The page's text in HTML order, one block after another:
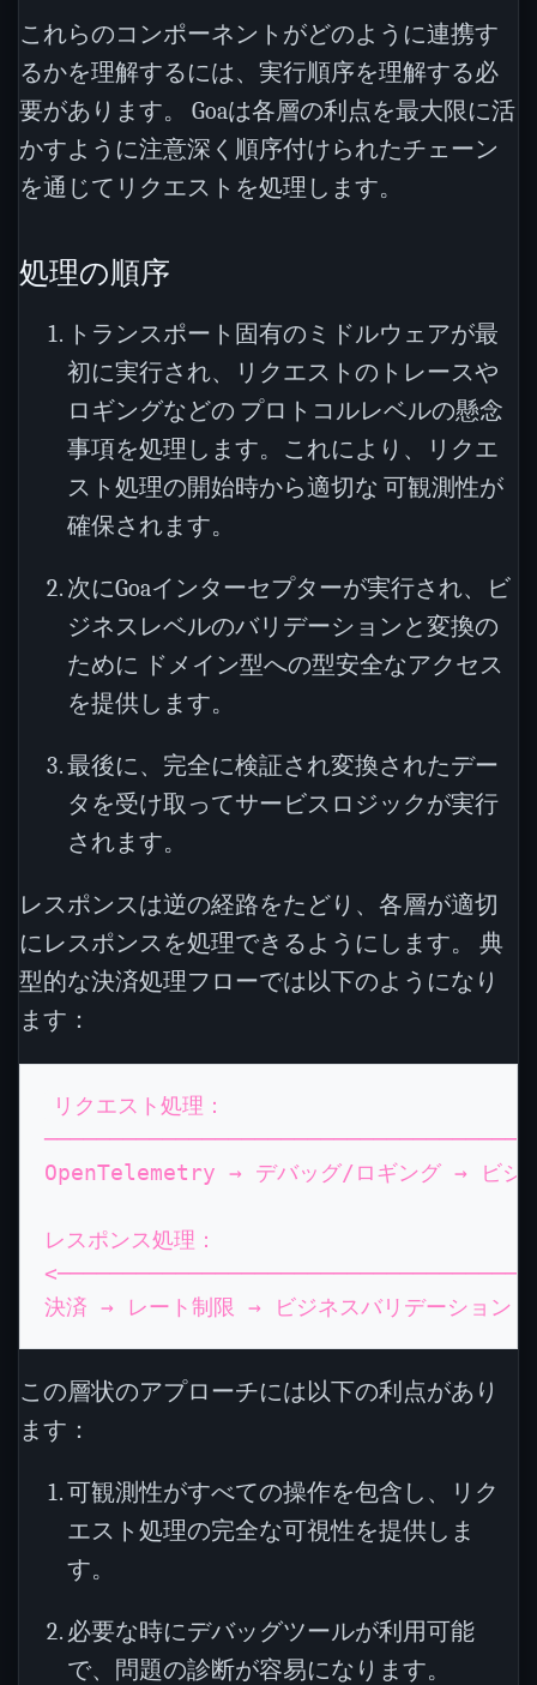
これらのコンポーネントがどのように連携す
るかを理解するには、実行順序を理解する必
要があります。 Goaは各層の利点を最大限に活
かすように注意深く順序付けられたチェーン
を通じてリクエストを処理します。
処理の順序
トランスポート固有のミドルウェアが最
初に実行され、リクエストのトレースや
ロギングなどの プロトコルレベルの懸念
事項を処理します。これにより、リクエ
スト処理の開始時から適切な 可観測性が
確保されます。
次にGoaインターセプターが実行され、ビ
ジネスレベルのバリデーションと変換の
ために ドメイン型への型安全なアクセス
を提供します。
最後に、完全に検証され変換されたデー
タを受け取ってサービスロジックが実行
されます。
レスポンスは逆の経路をたどり、各層が適切
にレスポンスを処理できるようにします。 典
型的な決済処理フローでは以下のようになり
ます：
リクエスト処理：
OpenTelemetry → デバッグ/ロギング → ビジ
レスポンス処理：
この層状のアプローチには以下の利点があり
ます：
可観測性がすべての操作を包含し、リク
エスト処理の完全な可視性を提供しま
す。
必要な時にデバッグツールが利用可能
で、問題の診断が容易になります。